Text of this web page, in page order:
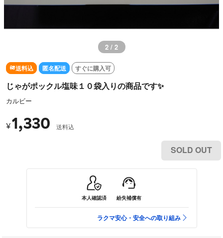
2 / 2
送料込 匿名配送 すぐに購入可
じゃがポックル塩味１０袋入りの商品です✨
カルビー
¥1,330 送料込
SOLD OUT
本人確認済 紛失補償有
ラクマ安心・安全への取り組み